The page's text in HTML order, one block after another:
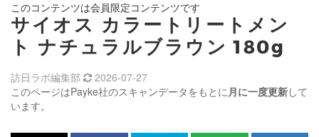
このコンテンツは会員限定コンテンツです
サイオス カラートリートメン
ト ナチュラルブラウン 180g
このページはPayke社のスキャンデータをもとに月に一度更新して
います。
訪日ラボ編集部 2026-07-27